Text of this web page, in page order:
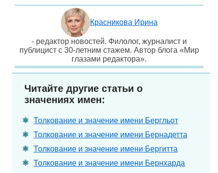
Красникова Ирина
- редактор новостей. Филолог, журналист и
публицист с 30-летним стажем. Автор блога «Мир
глазами редактора».
Читайте другие статьи о
значениях имен:
Толкование и значение имени Бергльот
Толкование и значение имени Бернадетта
Толкование и значение имени Бергитта
Толкование и значение имени Бернхарда